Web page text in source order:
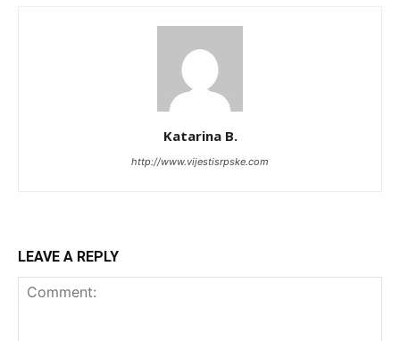
Katarina B.
http://www.vijestisrpske.com
LEAVE A REPLY